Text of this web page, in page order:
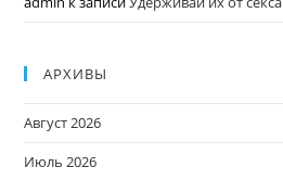
АРХИВЫ
Август 2026
Июль 2026